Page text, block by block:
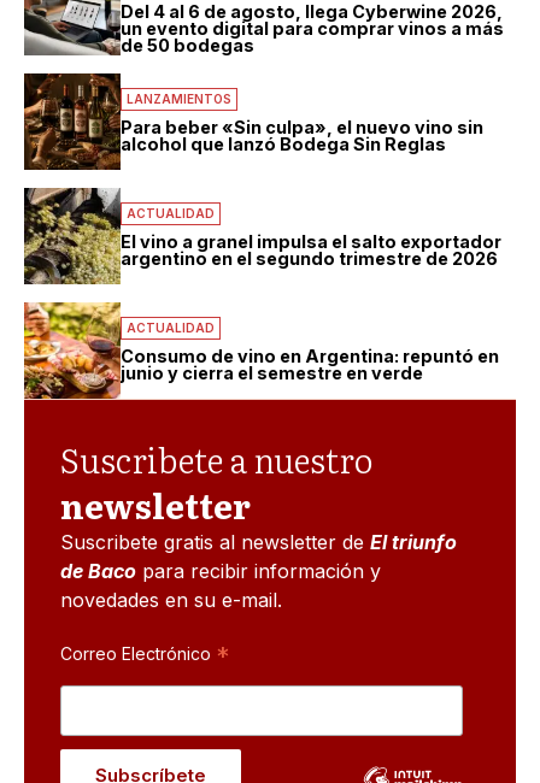
Del 4 al 6 de agosto, llega Cyberwine 2026,
un evento digital para comprar vinos a más
de 50 bodegas
LANZAMIENTOS
Para beber «Sin culpa», el nuevo vino sin
alcohol que lanzó Bodega Sin Reglas
ACTUALIDAD
El vino a granel impulsa el salto exportador
argentino en el segundo trimestre de 2026
ACTUALIDAD
Consumo de vino en Argentina: repuntó en
junio y cierra el semestre en verde
Suscribete a nuestro
newsletter
Suscribete gratis al newsletter de El triunfo
de Baco para recibir información y
novedades en su e-mail.
Correo Electrónico *